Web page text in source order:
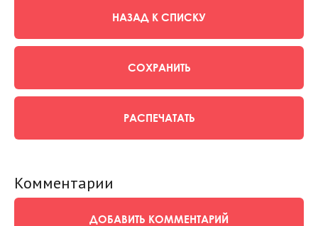
НАЗАД К СПИСКУ
СОХРАНИТЬ
РАСПЕЧАТАТЬ
Комментарии
ДОБАВИТЬ КОММЕНТАРИЙ